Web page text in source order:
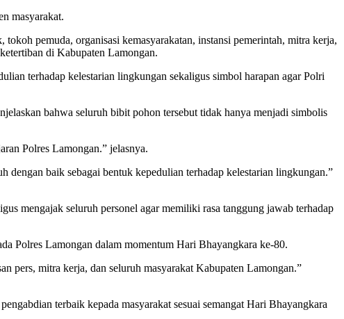
masyarakat.
pemuda, organisasi kemasyarakatan, instansi pemerintah, mitra kerja,
di Kabupaten Lamongan.
terhadap kelestarian lingkungan sekaligus simbol harapan agar Polri
bahwa seluruh bibit pohon tersebut tidak hanya menjadi simbolis
Polres Lamongan.” jelasnya.
dengan baik sebagai bentuk kepedulian terhadap kelestarian lingkungan.”
mengajak seluruh personel agar memiliki rasa tanggung jawab terhadap
Polres Lamongan dalam momentum Hari Bhayangkara ke-80.
pers, mitra kerja, dan seluruh masyarakat Kabupaten Lamongan.”
terbaik kepada masyarakat sesuai semangat Hari Bhayangkara